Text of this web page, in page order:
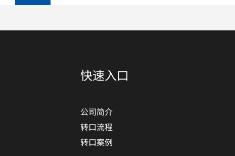
快速入口
公司简介
转口流程
转口案例